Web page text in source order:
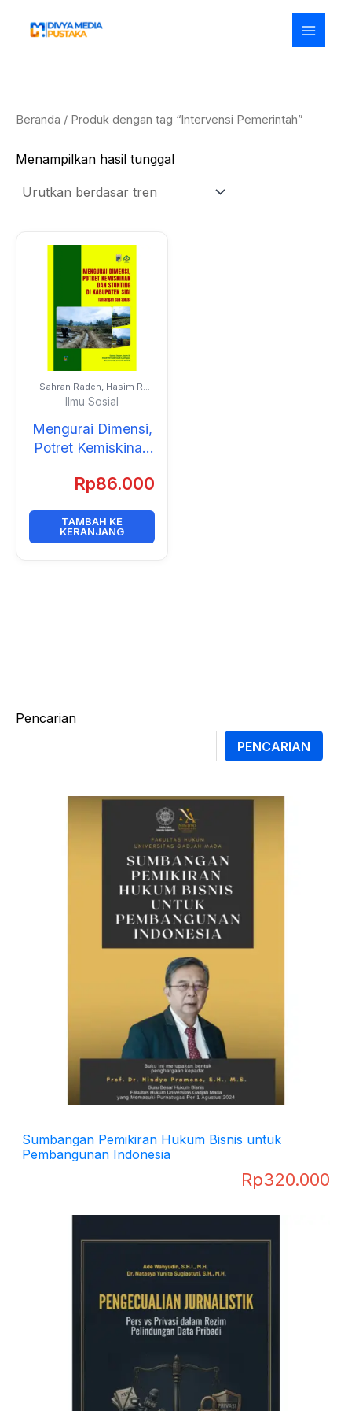
Pencarian
PENCARIAN
Sumbangan Pemikiran Hukum Bisnis untuk
Pembangunan Indonesia
Rp320.000
Beranda / Produk dengan tag “Intervensi Pemerintah”
Menampilkan hasil tunggal
Sahran Raden, Hasim R,
Rusdin Ahmad, Taufik
Lasenggo,Rachmawati,
Ilmu Sosial
Mengurai Dimensi,
Potret Kemiskinan
Kabupaten Sigi:
Solusi
Rp86.000
TAMBAH KE
KERANJANG